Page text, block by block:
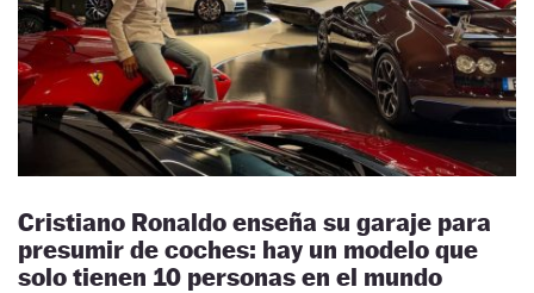
Cristiano Ronaldo enseña su garaje para
presumir de coches: hay un modelo que
solo tienen 10 personas en el mundo